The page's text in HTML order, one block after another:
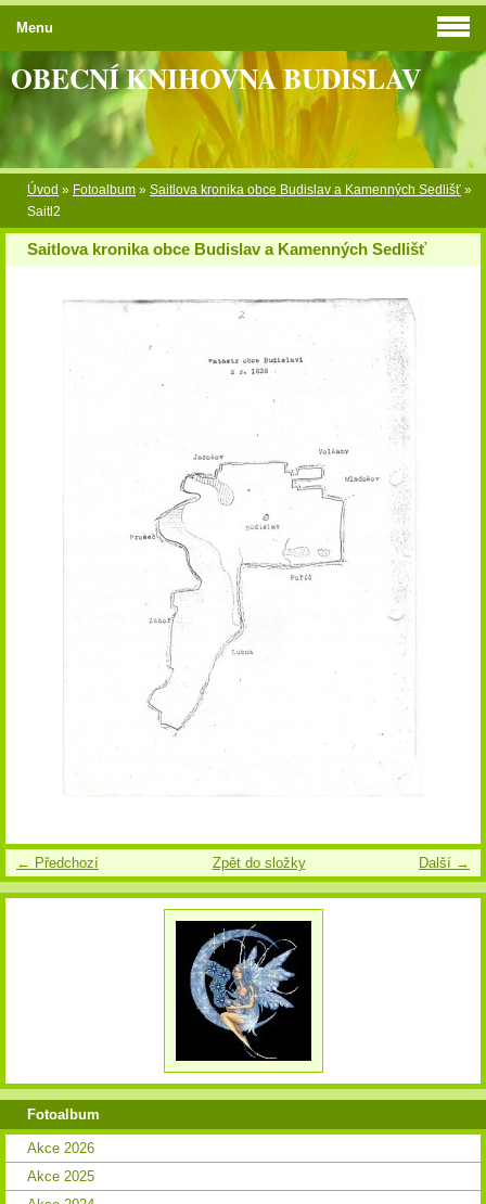
OBECNÍ KNIHOVNA BUDISLAV
Úvod » Fotoalbum » Saitlova kronika obce Budislav a Kamenných Sedlišť »
Saitl2
Saitlova kronika obce Budislav a Kamenných Sedlišť
← Předchozí Další →
Zpět do složky
Menu
Fotoalbum
Akce 2026
Akce 2025